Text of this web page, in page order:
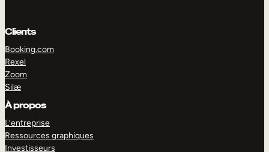
Clients
Booking.com
Rexel
Zoom
Silæ
À propos
L’entreprise
Ressources graphiques
Investisseurs